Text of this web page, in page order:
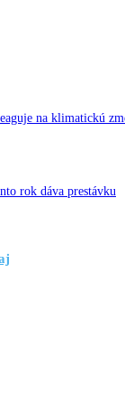
na klimatickú
rok dáva prestávku